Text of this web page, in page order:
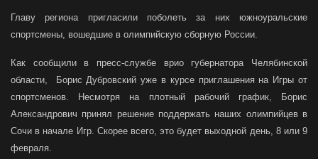
Главу региона пригласили поболеть за них южноуральские
спортсмены, вошедшие в олимпийскую сборную России.
Как сообщили в пресс-службе врио губернатора Челябинской
области, Борис Дубровский уже в курсе приглашения на Игры от
спортсменов. Несмотря на плотный рабочий график, Борис
Александрович принял решение поддержать наших олимпийцев в
Сочи в начале Игр. Скорее всего, это будет выходной день, 8 или 9
февраля.